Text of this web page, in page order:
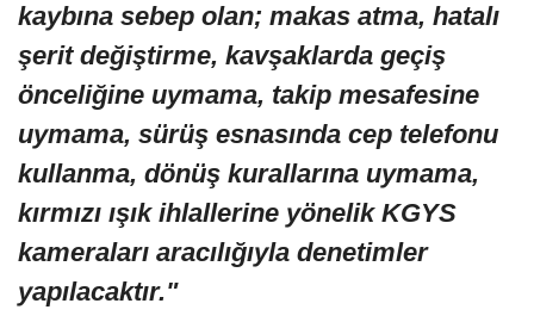
kaybına sebep olan; makas atma, hatalı
şerit değiştirme, kavşaklarda geçiş
önceliğine uymama, takip mesafesine
uymama, sürüş esnasında cep telefonu
kullanma, dönüş kurallarına uymama,
kırmızı ışık ihlallerine yönelik KGYS
kameraları aracılığıyla denetimler
yapılacaktır."